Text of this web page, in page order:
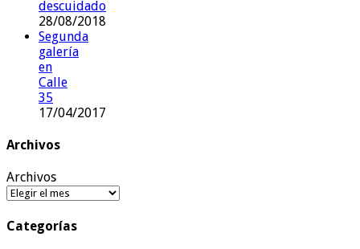
descuidado
28/08/2018
Segunda
galería
en
Calle
35
17/04/2017
Archivos
Archivos
Categorías